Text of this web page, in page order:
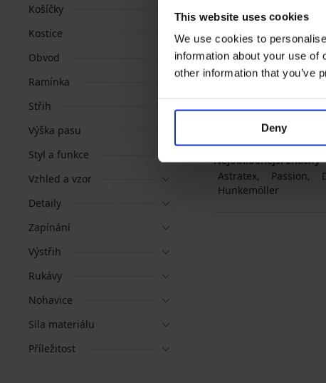
This website uses cookies
We use cookies to
information about your use of
other information that you’ve
Deny
Košíčky
Kostice
Obvod
Ramínka
Střih
Výška pasu
Styl a funkce
Vzhled a vzor
Detaily
Zapínání
Výstřih
Rukávy
Nohavice
Síla materiálu
Příležitost
Nejoblíbenější značky
Astratex
Passion
Hunkemöller